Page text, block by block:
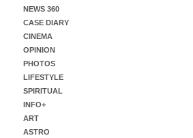
NEWS 360
CASE DIARY
CINEMA
OPINION
PHOTOS
LIFESTYLE
SPIRITUAL
INFO+
ART
ASTRO